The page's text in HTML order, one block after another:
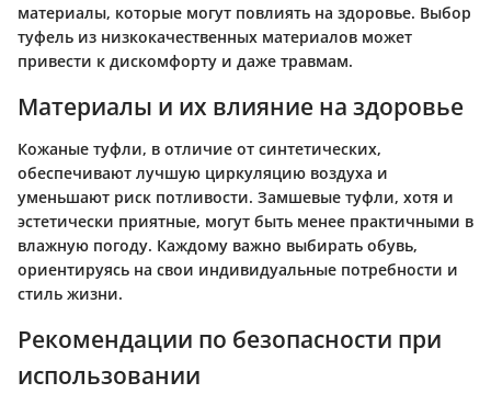
материалы, которые могут повлиять на здоровье. Выбор
туфель из низкокачественных материалов может
привести к дискомфорту и даже травмам.
Материалы и их влияние на здоровье
Кожаные туфли, в отличие от синтетических,
обеспечивают лучшую циркуляцию воздуха и
уменьшают риск потливости. Замшевые туфли, хотя и
эстетически приятные, могут быть менее практичными в
влажную погоду. Каждому важно выбирать обувь,
ориентируясь на свои индивидуальные потребности и
стиль жизни.
Рекомендации по безопасности при
использовании